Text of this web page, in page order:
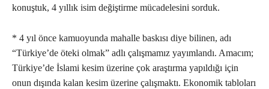
konuştuk, 4 yıllık isim değiştirme mücadelesini sorduk.
* 4 yıl önce kamuoyunda mahalle baskısı diye bilinen, adı
“Türkiye’de öteki olmak” adlı çalışmamız yayımlandı. Amacım;
Türkiye’de İslami kesim üzerine çok araştırma yapıldığı için
onun dışında kalan kesim üzerine çalışmaktı. Ekonomik tabloları